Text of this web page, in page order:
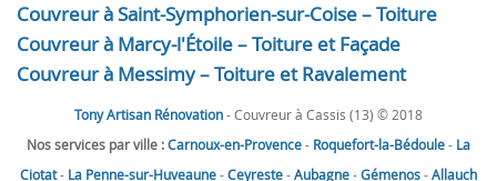
Couvreur à Saint-Symphorien-sur-Coise – Toiture
Couvreur à Marcy-l'Étoile – Toiture et Façade
Couvreur à Messimy – Toiture et Ravalement
Tony Artisan Rénovation- Couvreur à Cassis (13) © 2018
Nos services par ville :Carnoux-en-Provence- Roquefort-la-Bédoule- La
Ciotat- La Penne-sur-Huveaune-Ceyreste-Aubagne-Gémenos-Allauch